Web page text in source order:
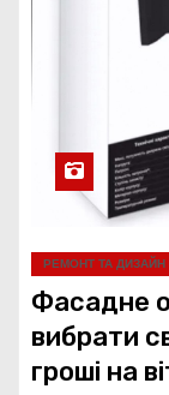
РЕМОНТ ТА ДИЗАЙН
Фасадне
вибрати
гроші на